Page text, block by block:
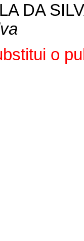
DA
o